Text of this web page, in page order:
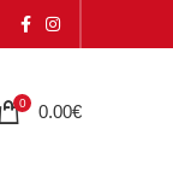
0 0.00€